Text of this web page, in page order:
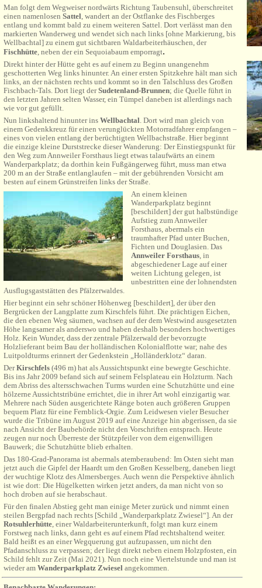
Man folgt dem Wegweiser nordwärts Richtung Taubensuhl, überschreitet
einen namenlosen Sattel, wandert an der Ostflanke des Fischberges
entlang und kommt bald zu einem weiteren Sattel. Dort verlässt man den
markierten Wanderweg und wendet sich nach links [ohne Markierung, bis
Wellbachtal] zu einem gut sichtbaren Waldarbeiterhäuschen, der
Fischhütte, neben der ein Sequoiabaum emporragt.
Direkt hinter der Hütte geht es auf einem zu Beginn unangenehm
geschotterten Weg links hinunter. An einer ersten Spitzkehre hält man sich
links, an der nächsten rechts und kommt so in den Talschluss des Großen
Fischbach-Tals. Dort liegt derSudetenland-Brunnen; die Quelle führt in
den letzten Jahren selten Wasser, ein Tümpel daneben ist allerdings nach
wie vor gut gefüllt.
Nun linkshaltend hinunter ins Wellbachtal. Dort wird man gleich von
einem Gedenkkreuz für einen verunglückten Motorradfahrer empfangen –
eines von vielen entlang der berüchtigten Wellbachstraße. Hier beginnt
die einzige kleine Durststrecke dieser Wanderung: Der Einstiegspunkt für
den Weg zum Annweiler Forsthaus liegt etwas talaufwärts an einem
Wanderparkplatz; da dorthin kein Fußgängerweg führt, muss man etwa
200 m an der Straße entlanglaufen – mit der gebührenden Vorsicht am
besten auf einem Grünstreifen links der Straße.
An einem kleinen
Wanderparkplatz beginnt
[beschildert] der gut halbstündige
Aufstieg zum Annweiler
Forsthaus, abermals ein
traumhafter Pfad unter Buchen,
Fichten und Douglasien. Das
Annweiler Forsthaus, in
abgeschiedener Lage auf einer
weiten Lichtung gelegen, ist
unbestritten eine der lohnendsten
Ausflugsgaststätten des Pfälzerwaldes.
Hier beginnt ein sehr schöner Höhenweg [beschildert], der über den
Bergrücken der Langplatte zum Kirschfels führt. Die prächtigen Eichen,
die den ebenen Weg säumen, wachsen auf der dem Westwind ausgesetzten
Höhe langsamer als anderswo und haben deshalb besonders hochwertiges
Holz. Kein Wunder, dass der zentrale Pfälzerwald der bevorzugte
Holzlieferant beim Bau der holländischen Kolonialflotte war; nahe des
Luitpoldturms erinnert der Gedenkstein „Holländerklotz“ daran.
DerKirschfels (496 m) hat als Aussichtspunkt eine bewegte Geschichte.
Bis ins Jahr 2009 befand sich auf seinem Felsplateau ein Holzturm. Nach
dem Abriss des altersschwachen Turms wurden eine Schutzhütte und eine
hölzerne Aussichtstribüne errichtet, die in ihrer Art wohl einzigartig war.
Mehrere nach Süden ausgerichtete Ränge boten auch größeren Gruppen
bequem Platz für eine Fernblick-Orgie. Zum Leidwesen vieler Besucher
wurde die Tribüne im August 2019 auf eine Anzeige hin abgerissen, da sie
nach Ansicht der Baubehörde nicht den Vorschriften entsprach. Heute
zeugen nur noch Überreste der Stützpfeiler von dem eigenwilligen
Bauwerk; die Schutzhütte blieb erhalten.
Das 180-Grad-Panorama ist abermals atemberaubend: Im Osten sieht man
jetzt auch die Gipfel der Haardt um den Großen Kesselberg, daneben liegt
der wuchtige Klotz des Almersberges. Auch wenn die Perspektive ähnlich
ist wie dort: Die Hügelketten wirken jetzt anders, da man nicht von so
hoch droben auf sie herabschaut.
Für den finalen Abstieg geht man einige Meter zurück und nimmt einen
steilen Bergpfad nach rechts [Schild „Wanderparkplatz Zwiesel“]. An der
Rotsuhlerhütte, einer Waldarbeiterunterkunft, folgt man kurz einem
Forstweg nach links, dann geht es auf einem Pfad rechtshaltend weiter.
Bald heißt es an einer Wegquerung gut aufzupassen, um nicht den
Pfadanschluss zu verpassen; der liegt direkt neben einem Holzpfosten, ein
Schild fehlt zur Zeit (Mai 2021). Nun noch eine Viertelstunde und man ist
wieder am Wanderparkplatz Zwiesel angekommen.